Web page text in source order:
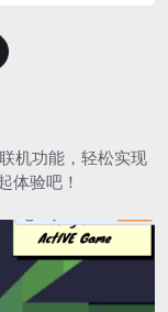
机功能，轻松实现
体验吧！